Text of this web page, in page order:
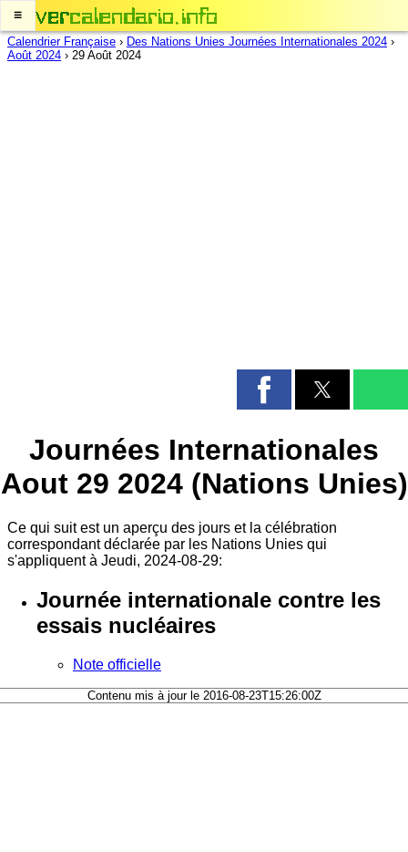
≡
Calendrier Française › Des Nations Unies Journées Internationales 2024 ›
Août 2024 › 29 Août 2024
Journées Internationales
Aout 29 2024 (Nations Unies)
Ce qui suit est un aperçu des jours et la célébration
correspondant déclarée par les Nations Unies qui
s'appliquent à Jeudi, 2024-08-29:
Journée internationale contre les
essais nucléaires
Note officielle
Contenu mis à jour le 2016-08-23T15:26:00Z